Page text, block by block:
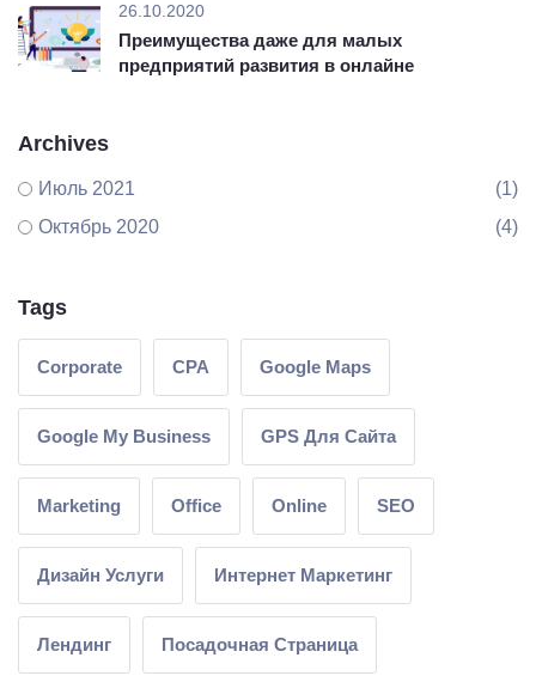
26.10.2020
Преимущества даже для малых
предприятий развития в онлайне
Archives
Июль 2021
(1)
Октябрь 2020
(4)
Tags
Corporate CPA Google Maps
Google My Business GPS Для Сайта
Marketing Office Online SEO
Дизайн Услуги Интернет Маркетинг
Лендинг Посадочная Страница